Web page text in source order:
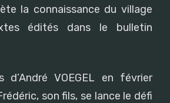
la connaissance du village
édités dans le bulletin
d’André VOEGEL en février
son fils, se lance le défi